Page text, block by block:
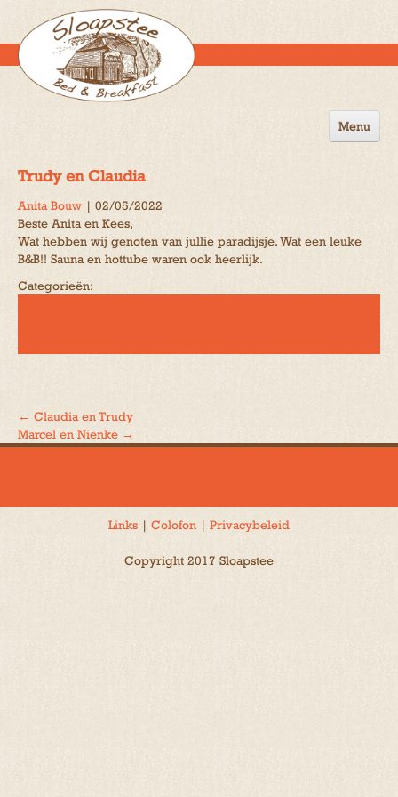
Menu
Trudy en Claudia
Anita Bouw | 02/05/2022
Beste Anita en Kees,
Wat hebben wij genoten van jullie paradijsje. Wat een leuke
B&B!! Sauna en hottube waren ook heerlijk.
Categorieën:
Bericht
← Claudia en Trudy
Marcel en Nienke →
Links | Colofon | Privacybeleid
Copyright 2017 Sloapstee